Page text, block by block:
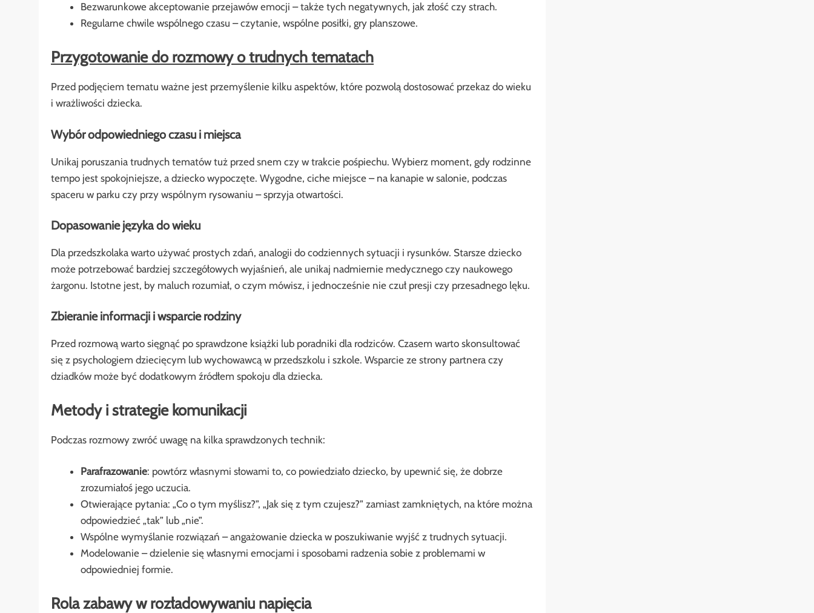
Bezwarunkowe akceptowanie przejawów emocji – także tych negatywnych, jak złość czy strach.
Regularne chwile wspólnego czasu – czytanie, wspólne posiłki, gry planszowe.
Przygotowanie do rozmowy o trudnych tematach
Przed podjęciem tematu ważne jest przemyślenie kilku aspektów, które pozwolą dostosować przekaz do wieku
i wrażliwości dziecka.
Wybór odpowiedniego czasu i miejsca
Unikaj poruszania trudnych tematów tuż przed snem czy w trakcie pośpiechu. Wybierz moment, gdy rodzinne
tempo jest spokojniejsze, a dziecko wypoczęte. Wygodne, ciche miejsce – na kanapie w salonie, podczas
spaceru w parku czy przy wspólnym rysowaniu – sprzyja otwartości.
Dopasowanie języka do wieku
Dla przedszkolaka warto używać prostych zdań, analogii do codziennych sytuacji i rysunków. Starsze dziecko
może potrzebować bardziej szczegółowych wyjaśnień, ale unikaj nadmiernie medycznego czy naukowego
żargonu. Istotne jest, by maluch rozumiał, o czym mówisz, i jednocześnie nie czuł presji czy przesadnego lęku.
Zbieranie informacji i wsparcie rodziny
Przed rozmową warto sięgnąć po sprawdzone książki lub poradniki dla rodziców. Czasem warto skonsultować
się z psychologiem dziecięcym lub wychowawcą w przedszkolu i szkole. Wsparcie ze strony partnera czy
dziadków może być dodatkowym źródłem spokoju dla dziecka.
Metody i strategie komunikacji
Podczas rozmowy zwróć uwagę na kilka sprawdzonych technik:
Parafrazowanie: powtórz własnymi słowami to, co powiedziało dziecko, by upewnić się, że dobrze
zrozumiałoś jego uczucia.
Otwierające pytania: „Co o tym myślisz?”, „Jak się z tym czujesz?” zamiast zamkniętych, na które można
odpowiedzieć „tak” lub „nie”.
Wspólne wymyślanie rozwiązań – angażowanie dziecka w poszukiwanie wyjść z trudnych sytuacji.
Modelowanie – dzielenie się własnymi emocjami i sposobami radzenia sobie z problemami w
odpowiedniej formie.
Rola zabawy w rozładowywaniu napięcia